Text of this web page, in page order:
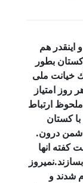
اينقدر هم
بطور
خيانت ملى
امتياز
ارتباط
كستان
دشمن درون.
كفته انها
شدند و